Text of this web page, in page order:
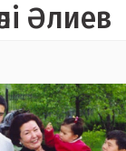
Әлиев